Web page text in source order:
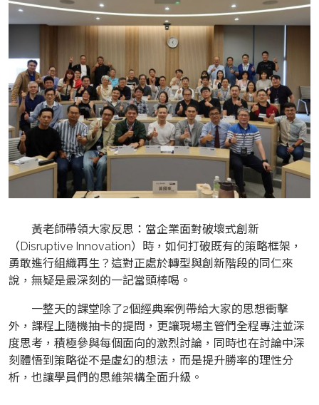
黃老師帶領大家反思：當企業面對破壞式創新
（Disruptive Innovation）時，如何打破既有的策略框架，
勇敢進行組織再生？這對正處於轉型與創新階段的同仁來
說，無疑是最深刻的一記當頭棒喝。
一整天的課堂除了2個經典案例帶給大家的思想衝擊
外，課程上隨機抽卡的提問，更讓現場主管們全程專注並深
度思考，積極參與每個面向的激烈討論，同時也在討論中深
刻體悟到策略從不是虛幻的想法，而是提升勝率的理性分
析，也讓學員們的思維架構全面升級。